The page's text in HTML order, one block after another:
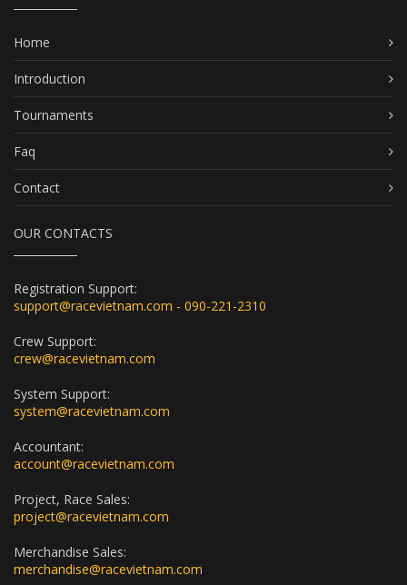
Home
Introduction
Tournaments
Faq
Contact
OUR CONTACTS
Registration Support:
support@racevietnam.com - 090-221-2310
Crew Support:
crew@racevietnam.com
System Support:
system@racevietnam.com
Accountant:
account@racevietnam.com
Project, Race Sales:
project@racevietnam.com
Merchandise Sales:
merchandise@racevietnam.com